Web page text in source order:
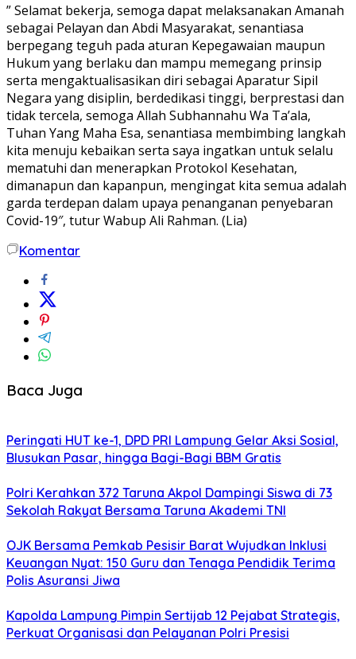
” Selamat bekerja, semoga dapat melaksanakan Amanah
sebagai Pelayan dan Abdi Masyarakat, senantiasa
berpegang teguh pada aturan Kepegawaian maupun
Hukum yang berlaku dan mampu memegang prinsip
serta mengaktualisasikan diri sebagai Aparatur Sipil
Negara yang disiplin, berdedikasi tinggi, berprestasi dan
tidak tercela, semoga Allah Subhannahu Wa Ta’ala,
Tuhan Yang Maha Esa, senantiasa membimbing langkah
kita menuju kebaikan serta saya ingatkan untuk selalu
mematuhi dan menerapkan Protokol Kesehatan,
dimanapun dan kapanpun, mengingat kita semua adalah
garda terdepan dalam upaya penanganan penyebaran
Covid-19″, tutur Wabup Ali Rahman. (Lia)
Komentar
Baca Juga
Peringati HUT ke-1, DPD PRI Lampung Gelar Aksi Sosial,
Blusukan Pasar, hingga Bagi-Bagi BBM Gratis
Polri Kerahkan 372 Taruna Akpol Dampingi Siswa di 73
Sekolah Rakyat Bersama Taruna Akademi TNI
OJK Bersama Pemkab Pesisir Barat Wujudkan Inklusi
Keuangan Nyat: 150 Guru dan Tenaga Pendidik Terima
Polis Asuransi Jiwa
Kapolda Lampung Pimpin Sertijab 12 Pejabat Strategis,
Perkuat Organisasi dan Pelayanan Polri Presisi